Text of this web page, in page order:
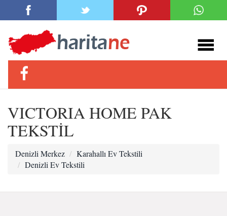
VICTORIA HOME PAK
TEKSTİL
Denizli Merkez
Karahallı Ev Tekstili
Denizli Ev Tekstili